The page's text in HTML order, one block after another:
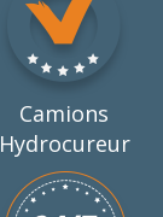
Camions
Hydrocureur